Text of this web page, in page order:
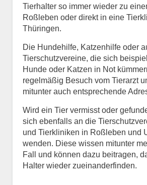
Tierhalter so immer wieder zu
Roßleben oder direkt in eine
Thüringen.
Die Hundehilfe, Katzenhilfe oder
Tierschutzvereine, die sich
Hunde oder Katzen in Not
regelmäßig Besuch vom Tierarzt
mitunter auch entsprechende
Wird ein Tier vermisst oder
sich ebenfalls an die
und Tierkliniken in Roßleben und
wenden. Diese wissen mitunter
Fall und können dazu beitragen,
Halter wieder zueinanderfinden.